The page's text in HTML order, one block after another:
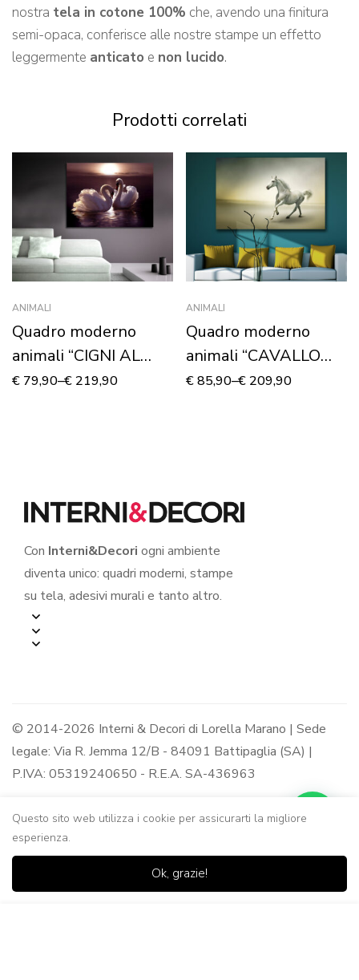
nostra tela in cotone 100% che, avendo una finitura
semi-opaca, conferisce alle nostre stampe un effetto
leggermente anticato e non lucido.
Prodotti correlati
ANIMALI
Quadro moderno
animali “CIGNI AL
TRAMONTO” –
€ 79,90–€ 219,90
ANIMALI
Quadro moderno
animali “CAVALLO
BIANCO AL
€85,90–€ 209,90
Con Interni&Decori ogni ambiente
diventa unico: quadri moderni, stampe
su tela, adesivi murali e tanto altro.
© 2014-2026 Interni & Decori di Lorella Marano | Sede
legale: Via R. Jemma 12/B - 84091 Battipaglia (SA) |
P.IVA: 05319240650 - R.E.A. SA-436963
Questo sito web utilizza i cookie per assicurarti la migliore
esperienza.
Ok, grazie!
Casa Negozio
0
Lista dei Carrello Ricerca